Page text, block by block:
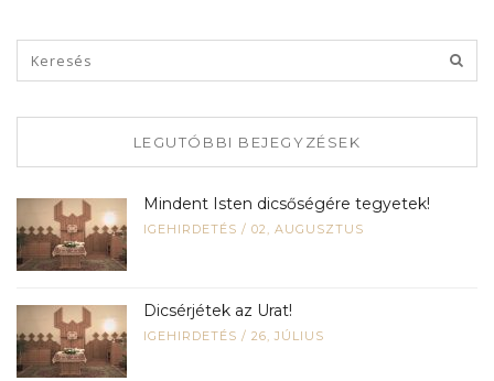
LEGUTÓBBI BEJEGYZÉSEK
Mindent Isten dicsőségére tegyetek!
IGEHIRDETÉS / 02, AUGUSZTUS
Dicsérjétek az Urat!
IGEHIRDETÉS / 26, JÚLIUS